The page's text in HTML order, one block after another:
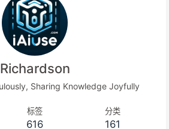
Richardson
Sharing Knowledge Joyfully
标签
616
分类
161